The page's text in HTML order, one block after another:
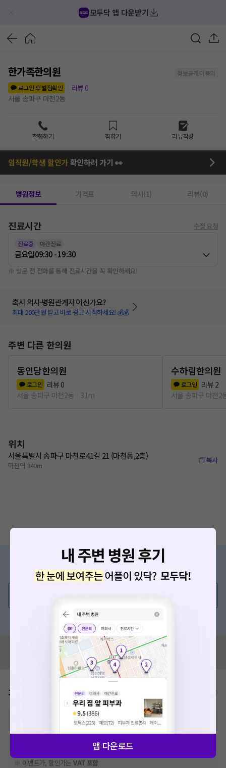
모두닥 앱 다운받기
한가족한의원
정보공개 미동의
로그인 후 별점확인
리뷰 0
서울 송파구 마천2동
전화하기 찜하기 리뷰작성
임직원/학생 할인가확인하러 가기 👀
병원정보 가격표 의사(1) 리뷰(0)
진료시간 수정 요청
진료중 야간진료
금요일09:30 - 19:30
※ 방문 전 전화를 통해 진료시간을 꼭 확인하세요!
혹시 의사·병원관계자 이신가요?
최대 200만원 받고 바로 광고 시작하세요! 💰💰
주변 다른 한의원
동인당한의원
로그인 리뷰 0
서울 송파구 마천2동
31m
수하림한의원
로그인 리뷰 2
서울 송파구 마천2
위치
서울특별시 송파구 마천로41길 21 (마천동,2층)
마천역 340m
복사
증상/치료, 궁금한 점이 있나요?
의사가 직접 답해드려요!
혹은, 의료상담 서비스에 다양한 게시글 보러가기
혹시 잘못된 병원정보가 있나요?
모두닥 팀에 알려주세요!
가격표
비급여 항목의 경우,추가비용 등으로 실제 가격과 상이할 수 있으니, 정확
한 가격은 해당 의료기관에 직접 문의해주세요.
※급여 항목의 경우,건강보험심사평가원에 고지되어 있는 급여 진료 기준 가
격입니다. (진료와 연관된 복합적인 비용이 추가되어, 병원마다 금액이 다르게
산정될 수 있는 점 참고 바랍니다.)
※ 이벤트가, 할인가는VAT 포함
앱 다운로드